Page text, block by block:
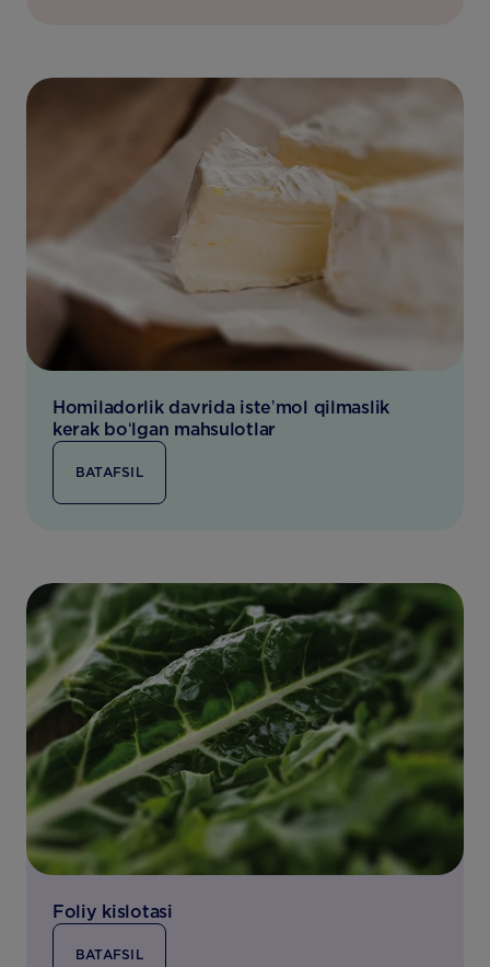
Homiladorlik davrida isteʼmol qilmaslik
kerak boʻlgan mahsulotlar
BATAFSIL
Foliy kislotasi
BATAFSIL